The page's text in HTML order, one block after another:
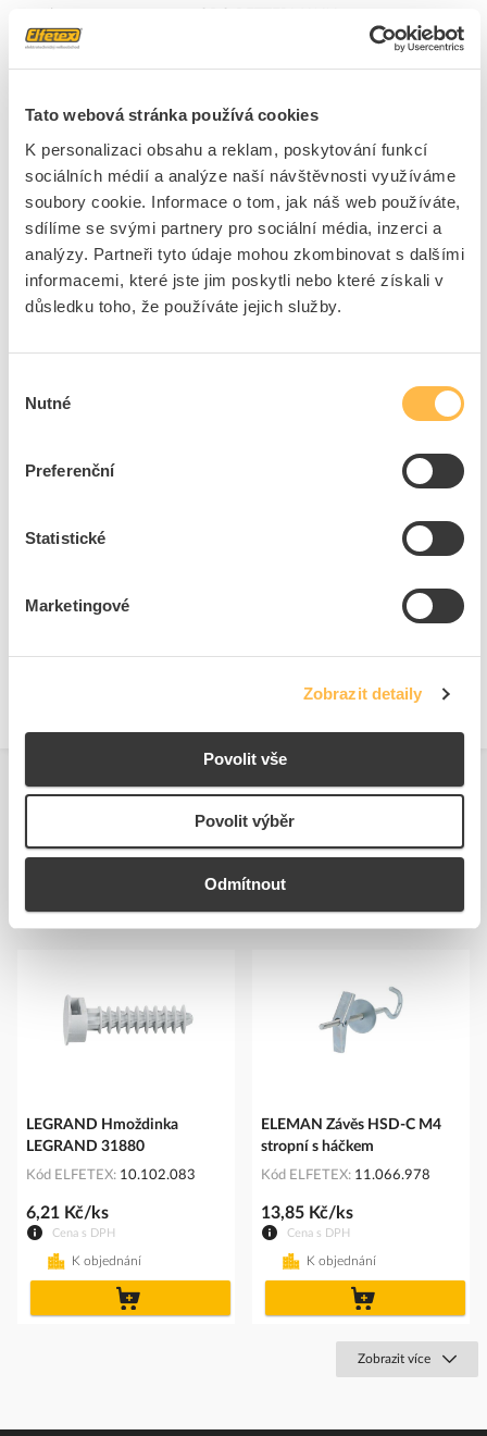
Tato webová stránka používá cookies
K personalizaci obsahu a reklam, poskytování funkcí
sociálních médií a analýze naší návštěvnosti využíváme
soubory cookie. Informace o tom, jak náš web používáte,
sdílíme se svými partnery pro sociální média, inzerci a
analýzy. Partneři tyto údaje mohou zkombinovat s dalšími
informacemi, které jste jim poskytli nebo které získali v
důsledku toho, že používáte jejich služby.
souhlasu
Nutné
Preferenční
Statistické
Marketingové
Zobrazit detaily
Povolit vše
Povolit výběr
Odmítnout
Rozměr závitu, metrický
8
Průměr vrtaného otvoru
Typ závitu
Metrický
Min. hloubka otvoru
60 mm
Materiál pouzdra
Ocel
Délka
95 mm
30 mm
Kotva s ochrannou
Pozinkování galvanické
Dutinka s ochrannou
Ke stažení
Technické dokumenty Bezpečnostní dokumenty
LEGRAND Hmoždinka
LEGRAND 31880
Kód ELFETEX 10.102.083
Cena s DPH
6,21 Kč/ks
K objednání
ELEMAN Závěs HSD-C M4
stropní s háčkem
Kód ELFETEX 11.066.978
Cena s DPH
13,85 Kč/ks
K objednání
Zobrazit více